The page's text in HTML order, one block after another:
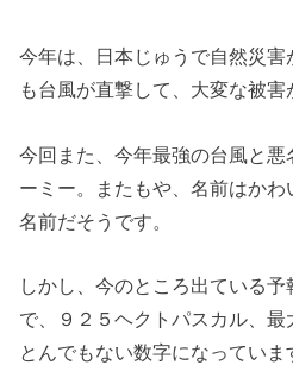
今年は、日本じゅうで自然災
も台風が直撃して、大変な被害
今回また、今年最強の台風と
ーミー。またもや、名前はか
名前だそうです。
しかし、今のところ出ている
で、９２５ヘクトパスカル、最
とんでもない数字になっていま